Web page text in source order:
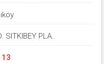
SITKIBEY PLA..